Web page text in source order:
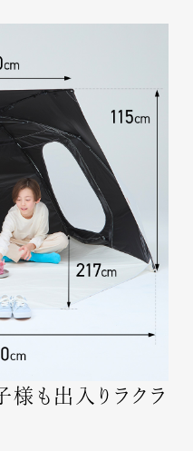
様も出入りラクラ